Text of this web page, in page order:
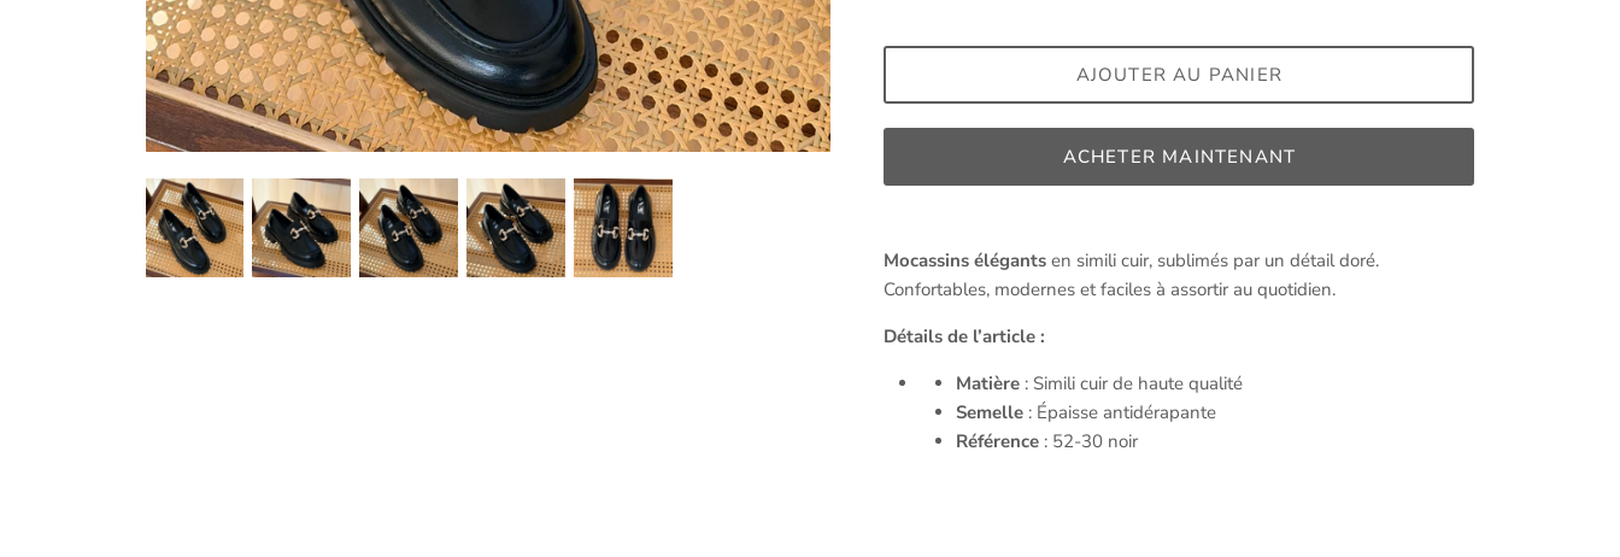
AJOUTER AU PANIER
ACHETER MAINTENANT
Mocassins élégants en simili cuir, sublimés par un détail doré.
Confortables, modernes et faciles à assortir au quotidien.
Détails de l’article :
Matière : Simili cuir de haute qualité
Semelle : Épaisse antidérapante
Référence : 52-30 noir